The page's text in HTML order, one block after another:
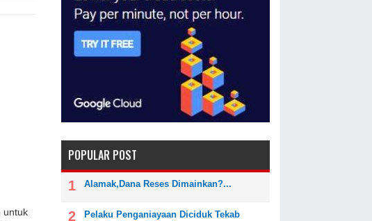
untuk
POPULAR POST
Alamak,Dana Reses Dimainkan?...
Pelaku Penganiayaan Diciduk Tekab